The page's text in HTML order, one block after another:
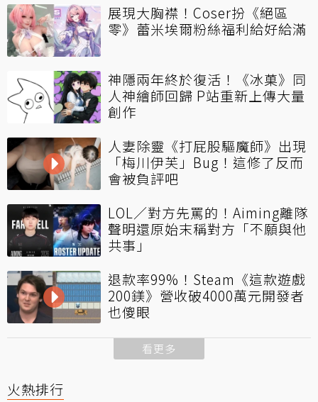
展現大胸襟！Coser扮《絕區
零》蕾米埃爾粉絲福利給好給滿
神隱兩年終於復活！《冰菓》同
人神繪師回歸 P站重新上傳大量
創作
人妻除靈《打屁股驅魔師》出現
「梅川伊芙」Bug！這修了反而
會被負評吧
LOL／對方先罵的！Aiming離隊
聲明還原始末稱對方「不願與他
共事」
退款率99%！Steam《這款遊戲
200鎂》營收破4000萬元開發者
也傻眼
看更多
火熱排行